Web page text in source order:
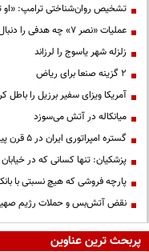
تشخیص روان‌شناختی ترامپ:
عملیات «نصر ۷» چه هدفی را دنبال می‌کرد؟
زلزله شهر یاسوج را لرزاند
۲ گزینه صنعا برای ریاض
آمریکا ویزای سفیر برزیل را باطل
میانکاله در آتش می‌سوزد
گستره امپراتوری ایران در ۵ قرن پیش از میلاد؛ تصویری از ایران ۲۵ قرن پیش
پزشکیان: تنها کسانی که در
پارچه فروشی که هیچ نسبتی با
نقض آتش‌بس و حملات رژیم
پربحث ترین عناوین